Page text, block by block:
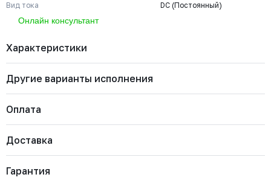
Вид тока
DC (Постоянный)
Онлайн консультант
Характеристики
Бренд
Артикул
906-024-0200
Тип арматуры
Стандарт присоединения по ISO
5210/5211
Класс защиты
IP67
Другие варианты исполнения
НаличиеЦена с НДС
Оплата
Важно: Отгрузка товара производится после 100%
оплаты и зачисления средств на расчетный счет
ООО «Комплект Сервис».
Доставка
Гарантия